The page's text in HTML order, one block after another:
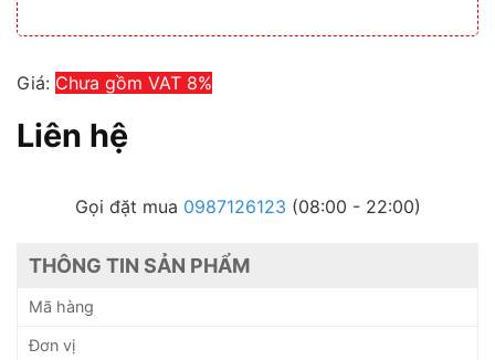
Giá: Chưa gồm VAT 8%
Liên hệ
Gọi đặt mua 0987126123 (08:00 - 22:00)
THÔNG TIN SẢN PHẨM
Mã hàng
Đơn vị